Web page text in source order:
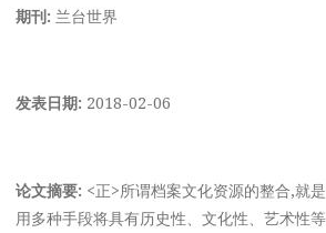
期刊: 兰台世界
发表日期: 2018-02-06
论文摘要: <正>所谓档案文化资源的整合,就
用多种手段将具有历史性、文化性、艺术性